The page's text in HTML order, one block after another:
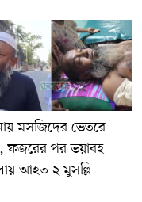
মসজিদের ভেতরে
ফজরের পর ভয়াবহ
আহত ২ মুসল্লি